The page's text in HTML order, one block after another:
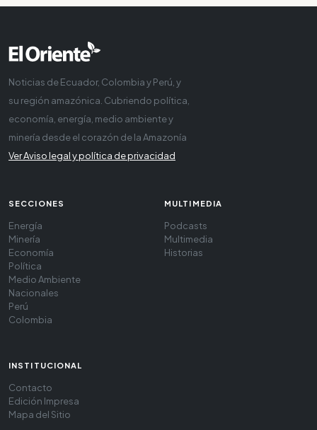
Noticias de Ecuador, Colombia y Perú, y
su región amazónica. Cubriendo política,
economía, energía, medio ambiente y
minería desde el corazón de la Amazonía
Ver Aviso legal y política de privacidad
SECCIONES
Energía
Minería
Economía
Política
Medio Ambiente
Nacionales
Perú
Colombia
MULTIMEDIA
Podcasts
Multimedia
Historias
INSTITUCIONAL
Contacto
Edición Impresa
Mapa del Sitio